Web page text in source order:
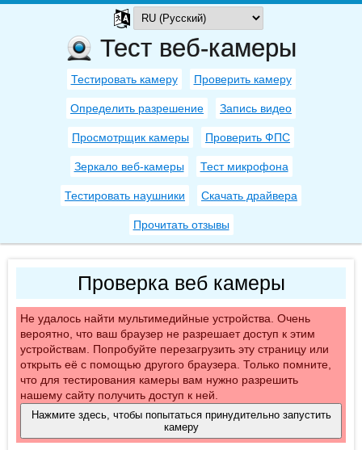
Тест веб-камеры
Тестировать камеру Проверить камеру
Определить разрешение Запись видео
Просмотрщик камеры Проверить ФПС
Зеркало веб-камеры Тест микрофона
Тестировать наушники Скачать драйвера
Прочитать отзывы
Проверка веб камеры
Не удалось найти мультимедийные устройства. Очень
вероятно, что ваш браузер не разрешает доступ к этим
устройствам. Попробуйте перезагрузить эту страницу или
открыть её с помощью другого браузера. Только помните,
что для тестирования камеры вам нужно разрешить
нашему сайту получить доступ к ней.
Нажмите здесь, чтобы попытаться принудительно запустить
камеру